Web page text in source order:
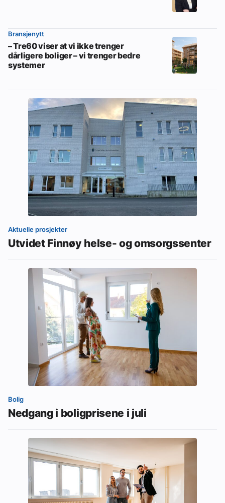
Bransjenytt
– Tre60 viser at vi ikke trenger
dårligere boliger – vi trenger bedre
systemer
Aktuelle prosjekter
Utvidet Finnøy helse- og omsorgssenter
Bolig
Nedgang i boligprisene i juli